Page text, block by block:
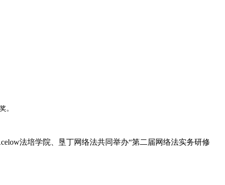
。
法培学院、垦丁网络法共同举办“第二届网络法实务研修